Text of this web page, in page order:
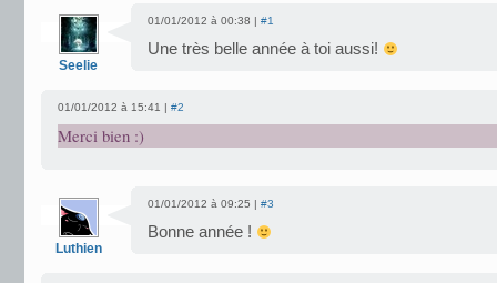
Seelie
01/01/2012 à 00:38 | #1
Une très belle année à toi aussi!
01/01/2012 à 15:41 | #2
Merci bien :)
Luthien
01/01/2012 à 09:25 | #3
Bonne année !